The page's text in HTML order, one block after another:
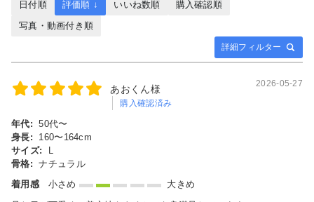
詳細フィルター
日付順 評価順 ↓ いいね数順
購入確認順
写真・動画付き順
あおくん様
購入確認済み
2026-05-27
年代: 50代〜
身長:
160〜164cm
サイズ:
骨格: ナチュラル
着用感
小さめ
大きめ